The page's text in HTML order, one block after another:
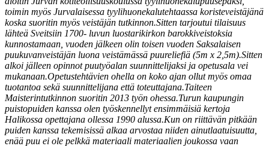
toimin myös Jurvalaisessa tyylihuonekalutehtaassa koristeveistäjänä
koska suoritin myös veistäjän tutkinnon.Sitten tarjoutui tilaisuus
lähteä Sveitsiin 1700- luvun luostarikirkon barokkiveistoksia
kunnostamaan, vuoden jälkeen olin toisen vuoden Saksalaisen
puukuvanveistäjän luona veistämässä puureliefiä (5m x 2,5m).Sitten
alkoi jälleen opinnot puutyöalan suunnittelijaksi ja opetusala vei
mukanaan.Opetustehtävien ohella on koko ajan ollut myös omaa
tuotantoa sekä suunnittelijana että toteuttajana.Taiteen
Maisterintutkinnon suoritin 2013 työn ohessa.Turun kaupungin
puistopuiden kanssa olen työskennellyt ensimmäisiä kertoja
Halikossa opettajana ollessa 1990 alussa.Kun on riittävän pitkään
puiden kanssa tekemisissä alkaa arvostaa niiden ainutlaatuisuutta,
enää puu ei ole pelkkä materiaali materiaalien joukossa vaan